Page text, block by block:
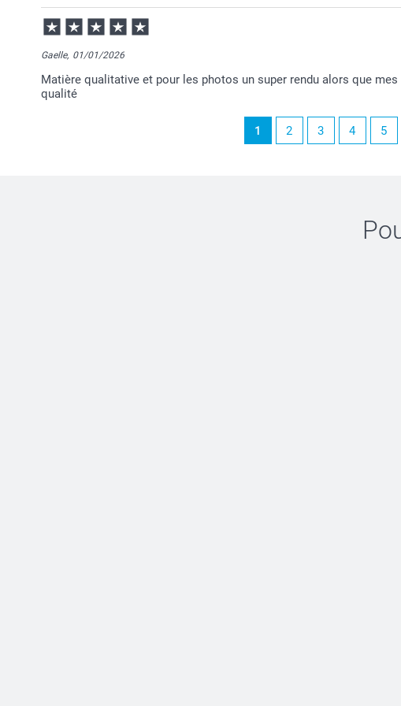
Gaelle, 01/01/2026
Matière qualitative et pour les photos un super rendu alors que
qualité
1 2 3 4 5